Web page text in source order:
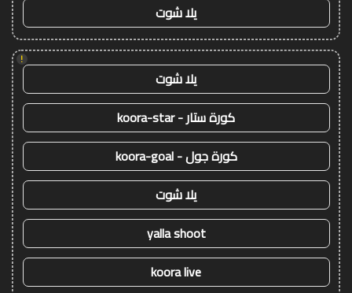
يلا شوت
!
يلا شوت
كورة ستار - koora-star
كورة جول - koora-goal
يلا شوت
yalla shoot
koora live